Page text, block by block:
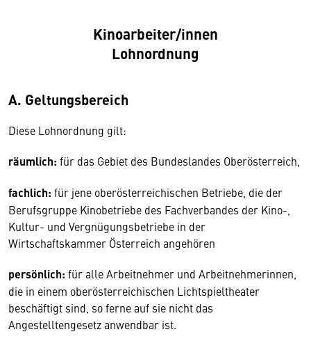
Kinoarbeiter/innen
Lohnordnung
A. Geltungsbereich
Diese Lohnordnung gilt:
räumlich: für das Gebiet des Bundeslandes Oberösterreich,
fachlich: für jene oberösterreichischen Betriebe, die der
Berufsgruppe Kinobetriebe des Fachverbandes der Kino-,
Kultur- und Vergnügungsbetriebe in der
Wirtschaftskammer Österreich angehören
persönlich: für alle Arbeitnehmer und Arbeitnehmerinnen,
die in einem oberösterreichischen Lichtspieltheater
beschäftigt sind, so ferne auf sie nicht das
Angestelltengesetz anwendbar ist.